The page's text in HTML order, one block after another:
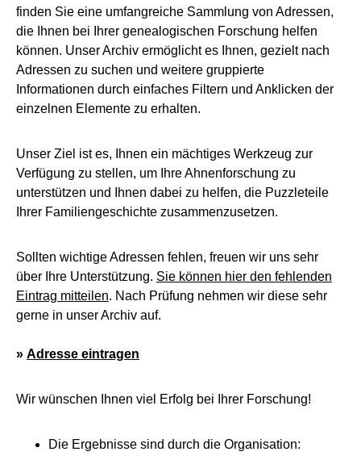
finden Sie eine umfangreiche Sammlung von Adressen,
die Ihnen bei Ihrer genealogischen Forschung helfen
können. Unser Archiv ermöglicht es Ihnen, gezielt nach
Adressen zu suchen und weitere gruppierte
Informationen durch einfaches Filtern und Anklicken der
einzelnen Elemente zu erhalten.
Unser Ziel ist es, Ihnen ein mächtiges Werkzeug zur
Verfügung zu stellen, um Ihre Ahnenforschung zu
unterstützen und Ihnen dabei zu helfen, die Puzzleteile
Ihrer Familiengeschichte zusammenzusetzen.
Sollten wichtige Adressen fehlen, freuen wir uns sehr
über Ihre Unterstützung. Sie können hier den fehlenden
Eintrag mitteilen. Nach Prüfung nehmen wir diese sehr
gerne in unser Archiv auf.
» Adresse eintragen
Wir wünschen Ihnen viel Erfolg bei Ihrer Forschung!
Die Ergebnisse sind durch die Organisation: